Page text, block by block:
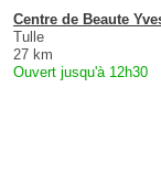
Centre de Beaute
Tulle
27 km
Ouvert jusqu'à 12h30